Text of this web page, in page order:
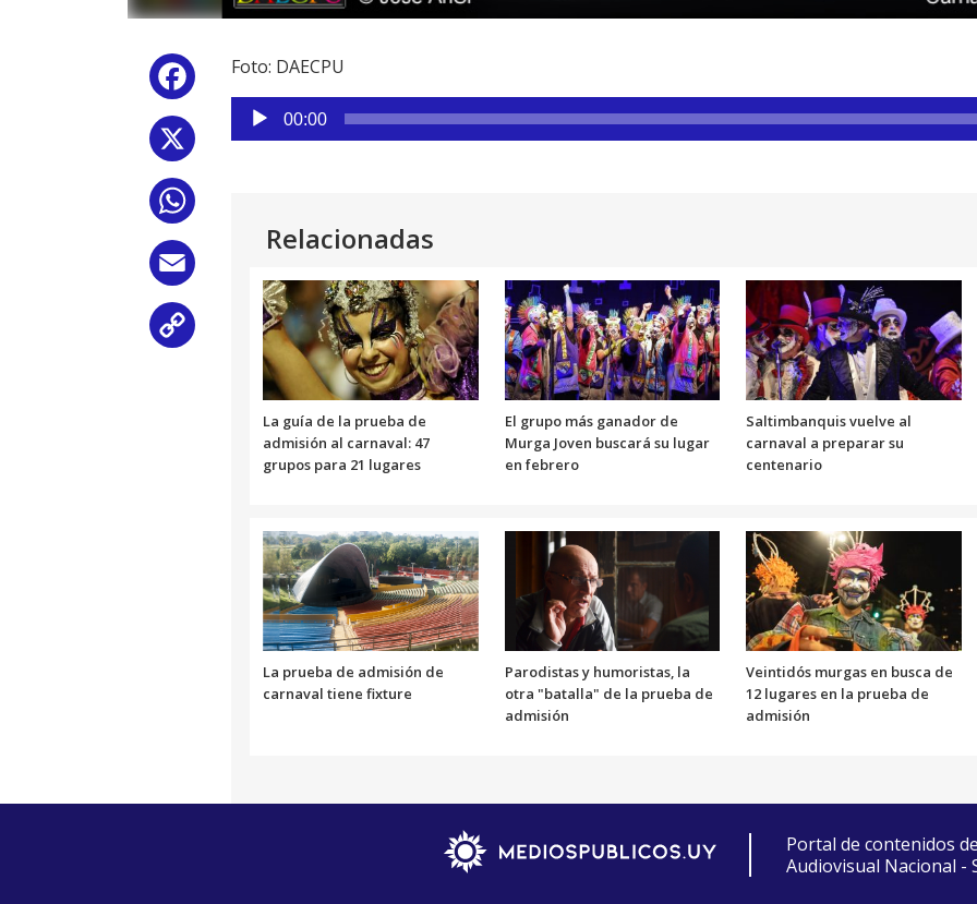
Facebook
Foto: DAECPU
Reproductor
de
00:00
Relacionadas
La guía de la prueba de
admisión al carnaval: 47
grupos para 21 lugares
El grupo más ganador de
Murga Joven buscará su lugar
en febrero
Saltimbanquis vuelve al
carnaval a preparar su
centenario
La prueba de admisión de
carnaval tiene fixture
Parodistas y humoristas, la
otra "batalla" de la prueba de
admisión
Veintidós murgas en busca de
12 lugares en la prueba de
admisión
Portal de contenidos
Audiovisual Nacional -